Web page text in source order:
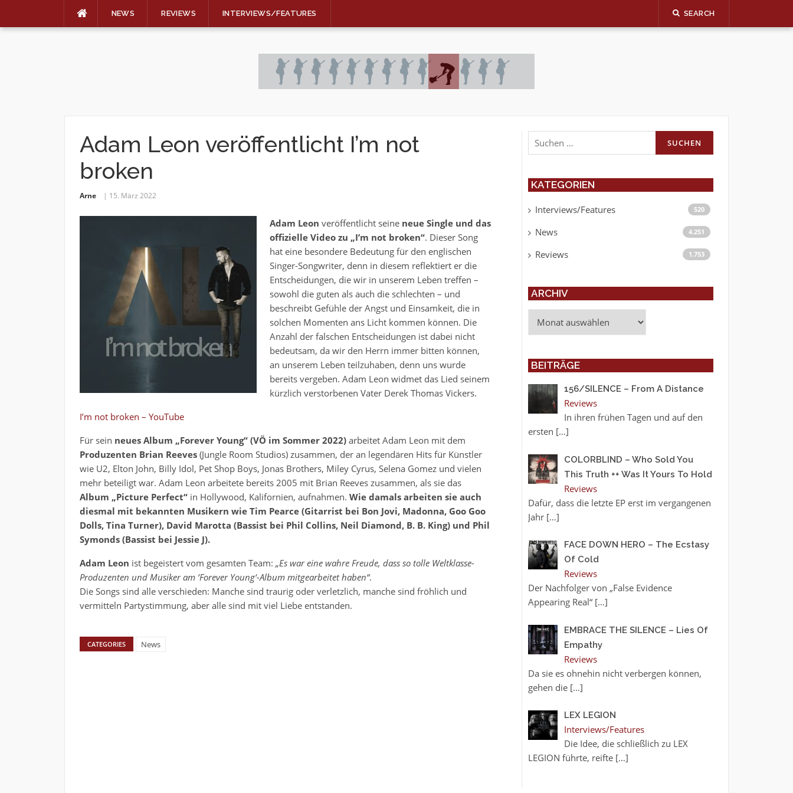
NEWS REVIEWS INTERVIEWS/FEATURES SEARCH
Adam Leon veröffentlicht I’m not
broken
Arne 15. März 2022
Adam Leon veröffentlicht seine neue Single und das
offizielle Video zu „I’m not broken“. Dieser Song
hat eine besondere Bedeutung für den englischen
Singer-Songwriter, denn in diesem reflektiert er die
Entscheidungen, die wir in unserem Leben treffen –
sowohl die guten als auch die schlechten – und
beschreibt Gefühle der Angst und Einsamkeit, die in
solchen Momenten ans Licht kommen können. Die
Anzahl der falschen Entscheidungen ist dabei nicht
bedeutsam, da wir den Herrn immer bitten können,
an unserem Leben teilzuhaben, denn uns wurde
bereits vergeben. Adam Leon widmet das Lied seinem
kürzlich verstorbenen Vater Derek Thomas Vickers.
I’m not broken – YouTube
Für sein neues Album „Forever Young“ (VÖ im Sommer 2022)arbeitet Adam Leon mit dem
Produzenten Brian Reeves(Jungle Room Studios) zusammen, der an legendären Hits für Künstler
wie U2, Elton John, Billy Idol, Pet Shop Boys, Jonas Brothers, Miley Cyrus, Selena Gomez und vielen
mehr beteiligt war. Adam Leon arbeitete bereits 2005 mit Brian Reeves zusammen, als sie das
Album „Picture Perfect“ in Hollywood, Kalifornien, aufnahmen. Wie damals arbeiten sie auch
diesmal mit bekannten Musikern wie Tim Pearce (Gitarrist bei Bon Jovi, Madonna, Goo Goo
Dolls, Tina Turner), David Marotta (Bassist bei Phil Collins, Neil Diamond, B. B. King) und Phil
Symonds (Bassist bei Jessie J).
Adam Leon ist begeistert vom gesamten Team: „Es war eine wahre Freude, dass so tolle Weltklasse-
Produzenten und Musiker am ‘Forever Young‘-Album mitgearbeitet haben“.
Die Songs sind alle verschieden: Manche sind traurig oder verletzlich, manche sind fröhlich und
vermitteln Partystimmung, aber alle sind mit viel Liebe entstanden.
CATEGORIES News
Suchen
nach:
KATEGORIEN
Interviews/Features 520
News 4.251
Reviews 1.753
ARCHIV
BEITRÄGE
156/SILENCE – From A Distance
Reviews
In ihren frühen Tagen und auf den
ersten […]
COLORBLIND – Who Sold You
This Truth ++ Was It Yours To Hold
Reviews
Dafür, dass die letzte EP erst im vergangenen
Jahr […]
FACE DOWN HERO – The Ecstasy
Of Cold
Reviews
Der Nachfolger von „False Evidence
Appearing Real“ […]
EMBRACE THE SILENCE – Lies Of
Empathy
Reviews
Da sie es ohnehin nicht verbergen können,
gehen die […]
LEX LEGION
Interviews/Features
Die Idee, die schließlich zu LEX
LEGION führte, reifte […]